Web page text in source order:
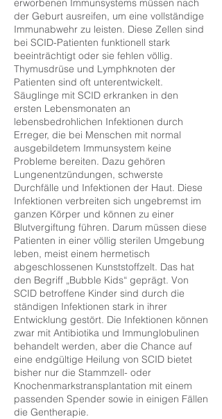
erworbenen Immunsystems müssen nach
der Geburt ausreifen, um eine vollständige
Immunabwehr zu leisten. Diese Zellen sind
bei SCID-Patienten funktionell stark
beeinträchtigt oder sie fehlen völlig.
Thymusdrüse und Lymphknoten der
Patienten sind oft unterentwickelt.
Säuglinge mit SCID erkranken in den
ersten Lebensmonaten an
lebensbedrohlichen Infektionen durch
Erreger, die bei Menschen mit normal
ausgebildetem Immunsystem keine
Probleme bereiten. Dazu gehören
Lungenentzündungen, schwerste
Durchfälle und Infektionen der Haut. Diese
Infektionen verbreiten sich ungebremst im
ganzen Körper und können zu einer
Blutvergiftung führen. Darum müssen diese
Patienten in einer völlig sterilen Umgebung
leben, meist einem hermetisch
abgeschlossenen Kunststoffzelt. Das hat
den Begriff „Bubble Kids“ geprägt. Von
SCID betroffene Kinder sind durch die
ständigen Infektionen stark in ihrer
Entwicklung gestört. Die Infektionen können
zwar mit Antibiotika und Immunglobulinen
behandelt werden, aber die Chance auf
eine endgültige Heilung von SCID bietet
bisher nur die Stammzell- oder
Knochenmarkstransplantation mit einem
passenden Spender sowie in einigen Fällen
die Gentherapie.